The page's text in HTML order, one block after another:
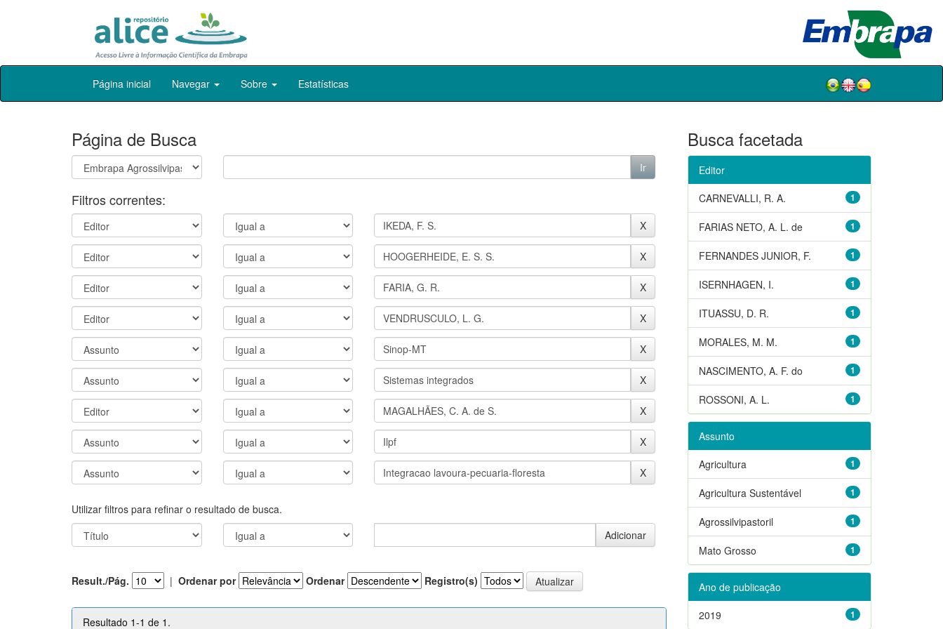
Skip
Página inicial Navegar Sobre Estatísticas
Página de Busca
Filtros correntes:
Utilizar filtros para refinar o resultado de busca.
Result./Pág. | Ordenar por Ordenar Registro(s)
Resultado 1-1 de 1.
Busca facetada
Editor
1
CARNEVALLI, R. A.
1
FARIAS NETO, A. L. de
1
FERNANDES JUNIOR, F.
1
ISERNHAGEN, I.
1
ITUASSU, D. R.
1
MORALES, M. M.
1
NASCIMENTO, A. F. do
1
ROSSONI, A. L.
Assunto
1
Agricultura
1
Agricultura Sustentável
1
Agrossilvipastoril
1
Mato Grosso
Ano de publicação
1
2019